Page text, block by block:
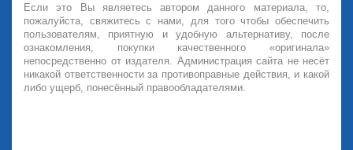
Если это Вы являетесь автором данного материала, то,
пожалуйста, свяжитесь с нами, для того чтобы обеспечить
пользователям, приятную и удобную альтернативу, после
ознакомления, покупки качественного «оригинала»
непосредственно от издателя. Администрация сайта не несёт
никакой ответственности за противоправные действия, и какой
либо ущерб, понесённый правообладателями.